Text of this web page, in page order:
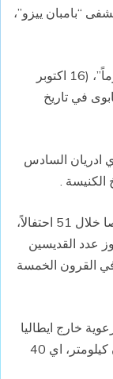
“بامبان ييزو”،
+ عهد البابا الراحل استمر 26 عاما، “9664 يوماً”، (16 اكتوبر
بابوى في تاريخ
ادريان السادس
+ رفع الى مرتبة القداسة في عهده 482 شخصا خلال 51 احتفالاً،
ويتجاوز عدد القديسين
في القرون الخمسة
خارج ايطاليا
104 وداخل ايطاليا 146، بما يوازي 1,7 مليون كيلومتر، اي 40